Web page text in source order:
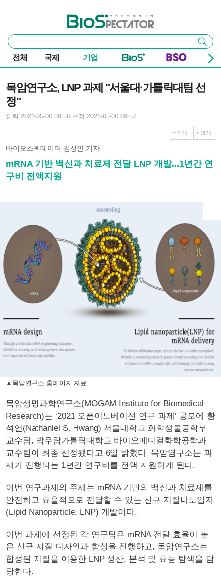
바이오스펙테이터
통
합
검
색
검색
전체 국제 기업
목암연구소, LNP 과제 "서울대·가톨릭대팀 선
정"
입력 2021-05-06 09:56 수정 2021-05-06 09:57
작게 크게
바이오스펙테이터 김성민 기자
mRNA 기반 백신과 치료제 전달 LNP 개발...1년간 연
구비 전액지원
▲목암연구소 홈페이지 자료
목암생명과학연구소(MOGAM Institute for Biomedical
Research)는 ‘2021 오픈이노베이션 연구 과제’ 공모에 황
석연(Nathaniel S. Hwang) 서울대학교 화학생물공학부
교수팀, 박우람가톨릭대학교 바이오메디컬화학공학과
교수팀이 최종 선정됐다고 6일 밝혔다. 목암염구소는 과
제가 진행되는 1년간 연구비를 전액 지원하게 된다.
이번 연구과제의 주제는 mRNA 기반의 백신과 치료제를
안전하고 효율적으로 전달할 수 있는 신규 지질나노입자
(Lipid Nanoparticle, LNP) 개발이다.
이번 과제에 선정된 각 연구팀은 mRNA 전달 효율이 높
은 신규 지질 디자인과 합성을 진행하고, 목암연구소는
합성된 지질을 이용한 LNP 생산, 분석 및 효능 탐색을 담
당한다.